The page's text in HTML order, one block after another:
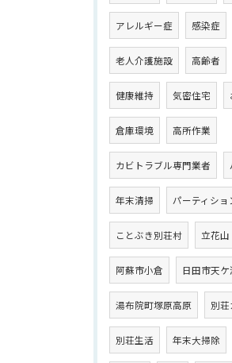
アレルギー症 感染症
老人介護施設 高齢者
健康維持 気密住宅
倉庫環境 高所作業
カビトラブル専門業者
年末清掃 パーティショ
ことぶき別荘村 立花山
阿蘇市小倉 日田市天ケ
湯布院町塚原高原 別荘
別荘生活 年末大掃除